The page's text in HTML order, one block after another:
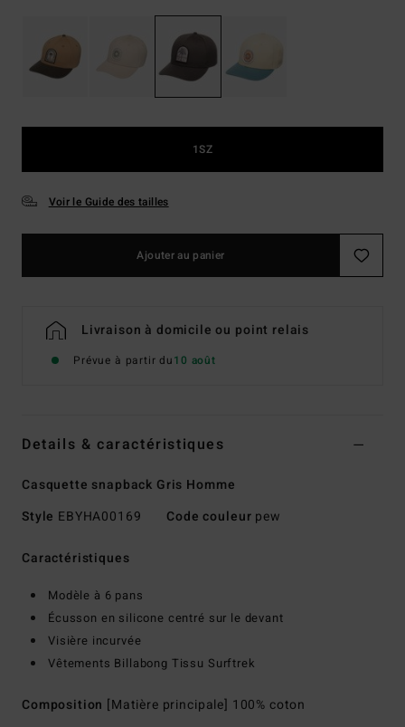
1SZ
Voir le Guide des tailles
Ajouter au panier
Livraison à domicile ou point relais
Prévue à partir du10 août
Details & caractéristiques
Casquette snapback Gris Homme
Style EBYHA00169 Code couleur pew
Caractéristiques
Modèle à 6 pans
Écusson en silicone centré sur le devant
Visière incurvée
Vêtements Billabong Tissu Surftrek
Composition [Matière principale] 100% coton